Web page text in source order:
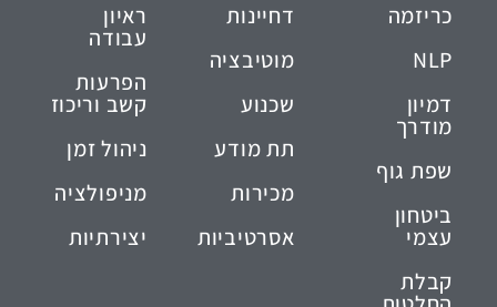
כריזמה
NLP
דמיון
מודרך
שפת גוף
ביטחון
עצמי
קבלת
דחיינות
מוטיבציה
שכנוע
תת מודע
מכירות
אסרטיביות
ראיון
עבודה
הפרעות
קשב וריכוז
ניהול זמן
מניפולציה
יצירתיות